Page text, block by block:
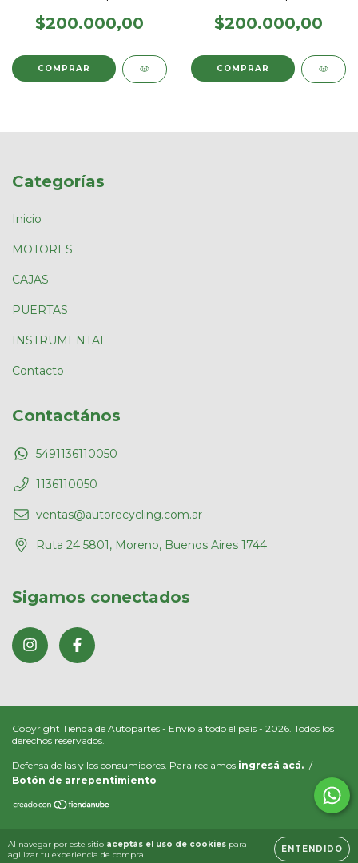
Al navegar por este sitio aceptás el uso de cookies para
agilizar tu experiencia de compra.
ENTENDIDO
$200.000,00 $200.000,00
Categorías
Inicio
MOTORES
CAJAS
PUERTAS
INSTRUMENTAL
Contacto
Contactános
5491136110050
1136110050
ventas@autorecycling.com.ar
Ruta 24 5801, Moreno, Buenos Aires 1744
Sigamos conectados
Copyright Tienda de Autopartes - Envío a todo el país - 2026. Todos los
derechos reservados.
Defensa de las y los consumidores. Para reclamos ingresá acá. /
Botón de arrepentimiento